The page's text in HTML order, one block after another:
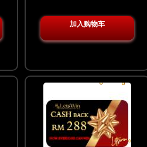
加入购物车